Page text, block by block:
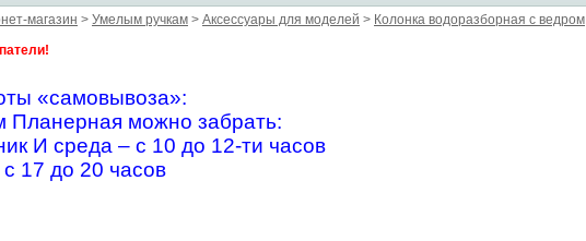
магазин > Умелым ручкам > Аксессуары для моделей > Колонка водоразборная с ведром
«самовывоза»:
Планерная можно забрать:
И среда – с 10 до 12-ти часов
17 до 20 часов